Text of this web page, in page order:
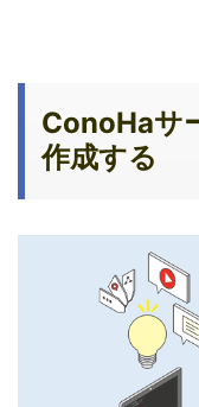
ConoHaサ
作成する